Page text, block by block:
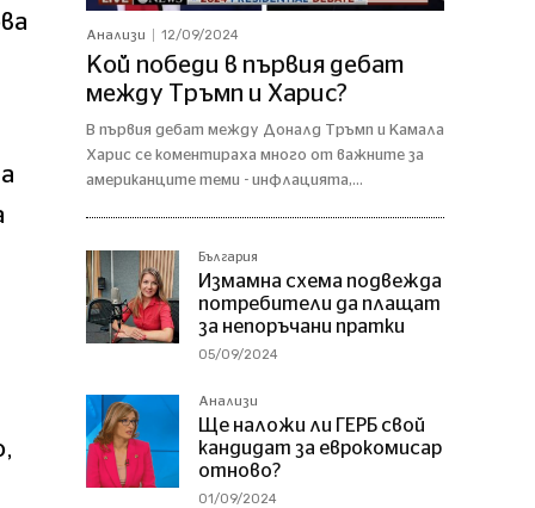
Анализи 12/09/2024
Кой победи в първия дебат
между Тръмп и Харис?
В първия дебат между Доналд Тръмп и Камала
Харис се коментираха много от важните за
американците теми - инфлацията,...
България
Измамна схема подвежда
потребители да плащат
за непоръчани пратки
05/09/2024
Анализи
Ще наложи ли ГЕРБ свой
кандидат за еврокомисар
отново?
01/09/2024